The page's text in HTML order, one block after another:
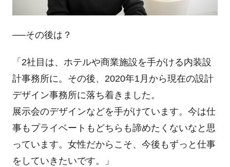
──その後は？
「 2社目は、ホテルや商業施設を手がける内装設
計事務所に。その後、 2020年1月から現在の設計
デザイン事務所に落ち着きました。
展示会のデザインなどを手がけています。今は仕
事もプライベートもどちらも諦めたくないなと思
っています。女性だからこそ、今後もずっと仕事
をしていきたいです。」